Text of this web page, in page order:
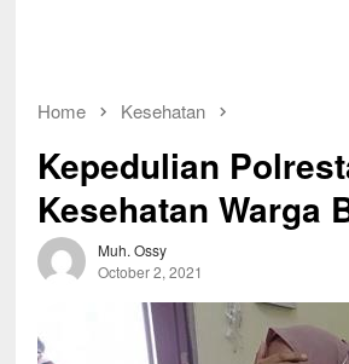
Home Kesehatan
Kepedulian
Kesehatan Warga
Muh. Ossy
October 2, 2021